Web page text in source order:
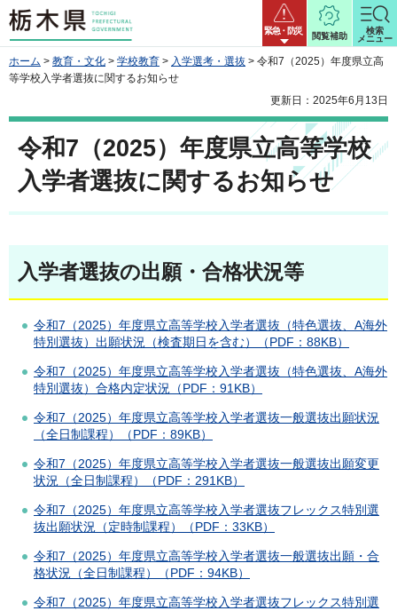
栃木県 緊急・防災
閲覧補助
検索
メニュー
ホーム > 教育・文化 > 学校教育 > 入学選考・選抜 > 令和7（2025）年度県立高
等学校入学者選抜に関するお知らせ
更新日：2025年6月13日
令和7（2025）年度県立高等学校
入学者選抜に関するお知らせ
入学者選抜の出願・合格状況等
令和7（2025）年度県立高等学校入学者選抜（特色選抜、A海外
特別選抜）出願状況（検査期日を含む）（PDF：88KB）
令和7（2025）年度県立高等学校入学者選抜（特色選抜、A海外
特別選抜）合格内定状況（PDF：91KB）
令和7（2025）年度県立高等学校入学者選抜一般選抜出願状況
（全日制課程）（PDF：89KB）
令和7（2025）年度県立高等学校入学者選抜一般選抜出願変更
状況（全日制課程）（PDF：291KB）
令和7（2025）年度県立高等学校入学者選抜フレックス特別選
抜出願状況（定時制課程）（PDF：33KB）
令和7（2025）年度県立高等学校入学者選抜一般選抜出願・合
格状況（全日制課程）（PDF：94KB）
令和7（2025）年度県立高等学校入学者選抜フレックス特別選